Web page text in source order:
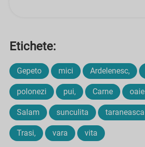
Etichete:
Gepeto mici Ardelenesc,
polonezi pui, Carne oaie
Salam sunculita taraneasca
Trasi, vara vita